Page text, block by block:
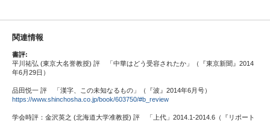
関連情報
書評:
平川祐弘 (東京大名誉教授) 評 「中華はどう受容されたか」（『東京新聞』2014
年6月29日）
品田悦一 評 「漢字、この未知なるもの」（『波』2014年6月号）
https://www.shinchosha.co.jp/book/603750/#b_review
学会時評：金沢英之 (北海道大学准教授) 評 「上代」2014.1-2014.6（『リポート